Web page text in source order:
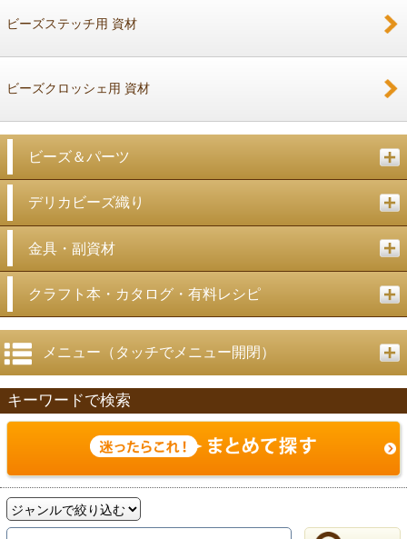
ビーズステッチ用 資材
ビーズクロッシェ用 資材
ビーズ＆パーツ
デリカビーズ織り
金具・副資材
クラフト本・カタログ・有料レシピ
メニュー（タッチでメニュー開閉）
キーワードで検索